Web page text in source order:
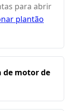
para abrir
plantão
de motor de